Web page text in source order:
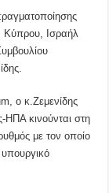
Κύπρου, Ισραήλ
ο κ.Ζεμενίδης
ΗΠΑ κινούνται στη
με τον οποίο